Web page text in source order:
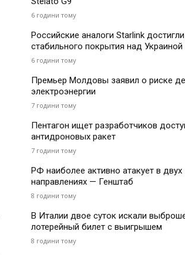
6 години тому
Российские аналоги Starlink
стабильного покрытия над Украиной
6 години тому
Премьер Молдовы заявил о риске
электроэнергии
7 години тому
Пентагон ищет разработчиков
антидроновых ракет
7 години тому
РФ наиболее активно атакует в двух
направлениях — Генштаб
8 години тому
В Италии двое суток искали
лотерейный билет с выигрышем
8 години тому